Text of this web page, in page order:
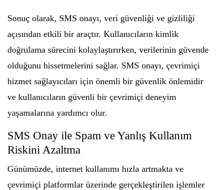
Sonuç olarak, SMS onayı, veri güvenliği ve gizliliği
açısından etkili bir araçtır. Kullanıcıların kimlik
doğrulama sürecini kolaylaştırırken, verilerinin güvende
olduğunu hissetmelerini sağlar. SMS onayı, çevrimiçi
hizmet sağlayıcıları için önemli bir güvenlik önlemidir
ve kullanıcıların güvenli bir çevrimiçi deneyim
yaşamalarına yardımcı olur.
SMS Onay ile Spam ve Yanlış Kullanım
Riskini Azaltma
Günümüzde, internet kullanımı hızla artmakta ve
çevrimiçi platformlar üzerinde gerçekleştirilen işlemler